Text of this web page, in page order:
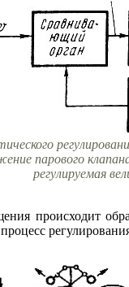
парового
регулируемая
происходит